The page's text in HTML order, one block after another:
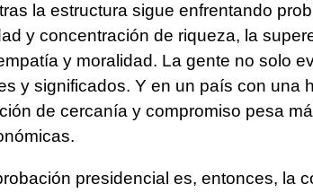
la estructura sigue enfrentando
y concentración de riqueza, la
y moralidad. La gente no solo
y significados. Y en un país con una
de cercanía y compromiso pesa
presidencial es, entonces, la